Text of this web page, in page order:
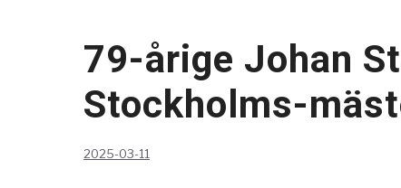
79-årige Johan
Stockholms-
2025-03-11